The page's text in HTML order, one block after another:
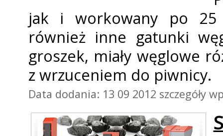
jak i workowany po 25
również inne gatunki
groszek, miały węglowe
z wrzuceniem do piwnicy.
Data dodania: 13 09 2012 szczegóły